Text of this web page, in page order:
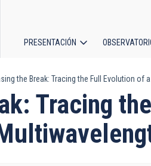
principal
PRESENTACIÓN
the Break: Tracing the Full Evolution of
Tracing